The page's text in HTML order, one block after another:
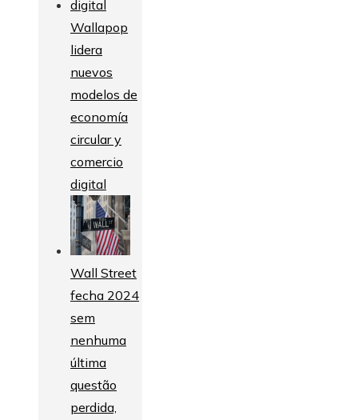
Wallapop
lidera
nuevos
modelos de
economía
circular y
comercio
digital
Wall Street
fecha 2024
sem
nenhuma
última
questão
perdida,